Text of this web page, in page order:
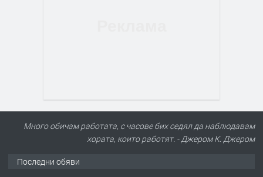
Много обичам работата, с часове бих седял да наблюдавам
хората, които работят. - Джером К. Джером
Последни обяви